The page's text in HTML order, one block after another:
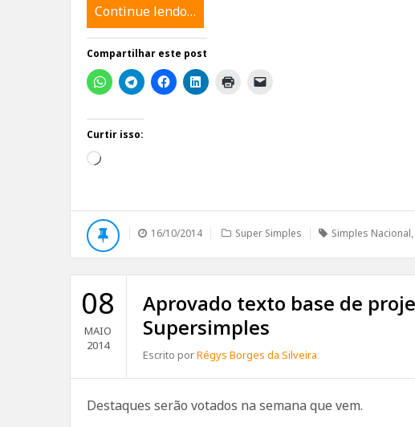
Continue lendo…
Compartilhar este post
Curtir isso:
Carregando...
16/10/2014 Super Simples Simples Nacional,
08
MAIO
2014
Aprovado texto base de
Supersimples
Escrito porRégys Borges da Silveira
Destaques serão votados na semana que vem.